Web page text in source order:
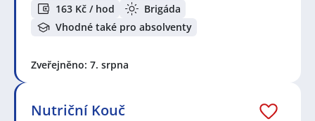
163 Kč / hod
Brigáda
Vhodné také pro absolventy
Zveřejněno: 7. srpna
Nutriční Kouč